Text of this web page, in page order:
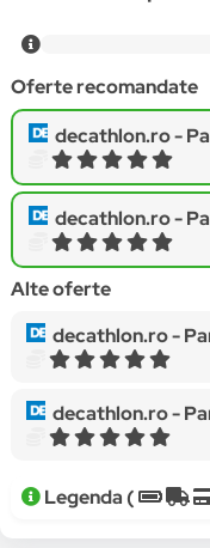
Oferte recomandate
decathlon.ro -Pantofi adidas
decathlon.ro -Pantofi sport copii
Alte oferte
decathlon.ro -Pantofi adidas
decathlon.ro -Pantofi sport copii
Legenda (